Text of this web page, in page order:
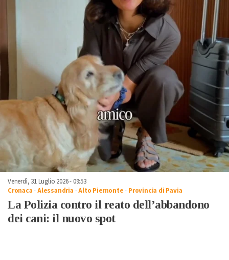
Venerdì, 31 Luglio 2026 - 09:53
Cronaca-Alessandria -Alto Piemonte- Provincia di Pavia
La Polizia contro il reato dell’abbandono
dei cani: il nuovo spot